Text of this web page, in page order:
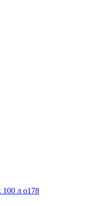
100 л о178